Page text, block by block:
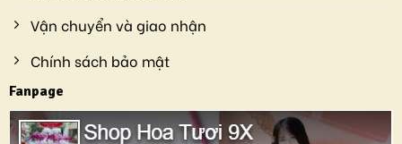
Vận chuyển và giao nhận
Chính sách bảo mật
Fanpage